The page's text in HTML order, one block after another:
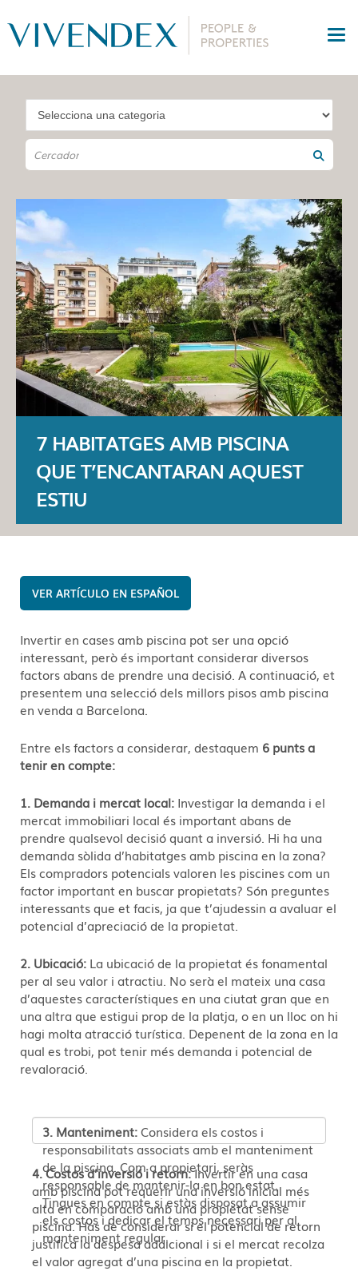
7 HABITATGES AMB PISCINA
QUE T’ENCANTARAN AQUEST
ESTIU
ESPAÑOL
Invertir en cases amb piscina pot ser una opció
interessant, però és important considerar diversos
factors abans de prendre una decisió. A continuació, et
presentem una selecció dels millors pisos amb piscina
en venda a Barcelona.
Entre els factors a considerar, destaquem 6 punts a
tenir en compte:
1. Demanda i mercat local: Investigar la demanda i el
mercat immobiliari local és important abans de
prendre qualsevol decisió quant a inversió. Hi ha una
demanda sòlida d’habitatges amb piscina en la zona?
Els compradors potencials valoren les piscines com un
factor important en buscar propietats? Són preguntes
interessants que et facis, ja que t’ajudessin a avaluar el
potencial d’apreciació de la propietat.
2. Ubicació: La ubicació de la propietat és fonamental
per al seu valor i atractiu. No serà el mateix una casa
d’aquestes característiques en una ciutat gran que en
una altra que estigui prop de la platja, o en un lloc on hi
hagi molta atracció turística. Depenent de la zona en la
qual es trobi, pot tenir més demanda i potencial de
revaloració.
3. Manteniment:Considera els costos i
responsabilitats associats amb el manteniment
de la piscina. Com a propietari, seràs
responsable de mantenir-la en bon estat.
Tingues en compte si estàs disposat a assumir
els costos i dedicar el temps necessari per al
manteniment regular.
4. Costos d’inversió i retorn:Invertir en una casa
amb piscina pot requerir una inversió inicial més
alta en comparació amb una propietat sense
piscina. Has de considerar si el potencial de retorn
justifica la despesa addicional i si el mercat recolza
el valor agregat d’una piscina en la propietat.